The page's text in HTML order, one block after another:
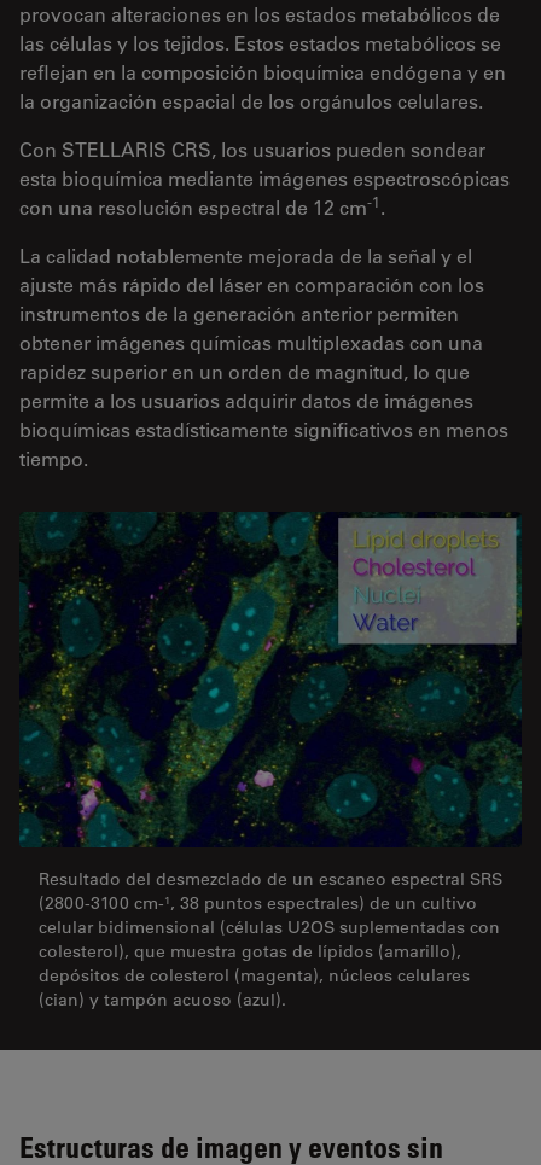
provocan alteraciones en los estados metabólicos de
las células y los tejidos. Estos estados metabólicos se
reflejan en la composición bioquímica endógena y en
la organización espacial de los orgánulos celulares.
Con STELLARIS CRS, los usuarios pueden sondear
esta bioquímica mediante imágenes espectroscópicas
con una resolución espectral de 12 cm-1.
La calidad notablemente mejorada de la señal y el
ajuste más rápido del láser en comparación con los
instrumentos de la generación anterior permiten
obtener imágenes químicas multiplexadas con una
rapidez superior en un orden de magnitud, lo que
permite a los usuarios adquirir datos de imágenes
bioquímicas estadísticamente significativos en menos
tiempo.
Resultado del desmezclado de un escaneo espectral SRS
(2800-3100 cm-¹, 38 puntos espectrales) de un cultivo
celular bidimensional (células U2OS suplementadas con
colesterol), que muestra gotas de lípidos (amarillo),
depósitos de colesterol (magenta), núcleos celulares
(cian) y tampón acuoso (azul).
Estructuras de imagen y eventos sin